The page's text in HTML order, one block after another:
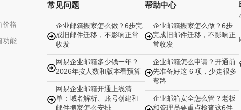
价格
功能
常见问题
企业邮箱搬家怎么做？6步完
成旧邮件迁移，不影响正常
收发
网易企业邮箱多少钱一年？
2026年按人数和版本看预算
网易企业邮箱开通上线清
单：域名解析、账号创建和
邮件搬家怎么安排
帮助中心
企业邮箱搬家怎么做？6步
完成旧邮件迁移，不影响正
常收发
企业邮箱怎么申请？开通前
先准备好这 6 项，少走很多
弯路
企业邮箱安全怎么管？老板
和管理员要重点检查这6件